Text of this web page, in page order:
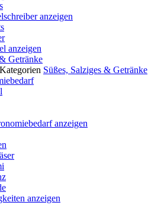
anzeigen
anzeigen
Getränke
Süßes, Salziges & Getränke
anzeigen
anzeigen